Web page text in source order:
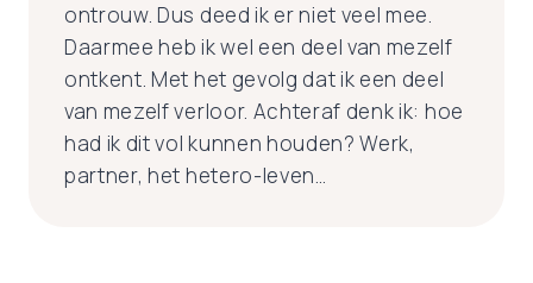
ontrouw. Dus deed ik er niet veel mee.
Daarmee heb ik wel een deel van mezelf
ontkent. Met het gevolg dat ik een deel
van mezelf verloor. Achteraf denk ik: hoe
had ik dit vol kunnen houden? Werk,
partner, het hetero-leven…